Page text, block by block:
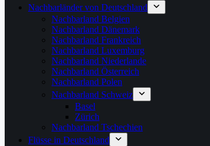
Nachbarländer von Deutschland
Nachbarland Belgien
Nachbarland Dänemark
Nachbarland Frankreich
Nachbarland Luxemburg
Nachbarland Niederlande
Nachbarland Österreich
Nachbarland Polen
Nachbarland Schweiz
Basel
Zürich
Nachbarland Tschechien
Flüsse in Deutschland